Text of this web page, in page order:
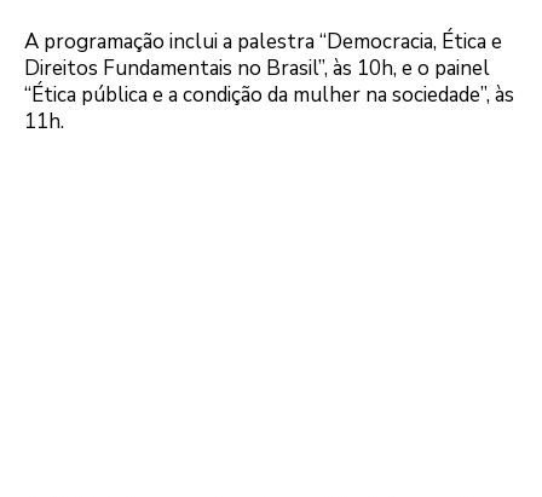
A programação inclui a palestra “Democracia, Ética e
Direitos Fundamentais no Brasil”, às 10h, e o painel
“Ética pública e a condição da mulher na sociedade”, às
11h.